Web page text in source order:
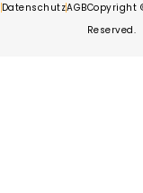
Copyright
Reserved.
DatenschutzAGB